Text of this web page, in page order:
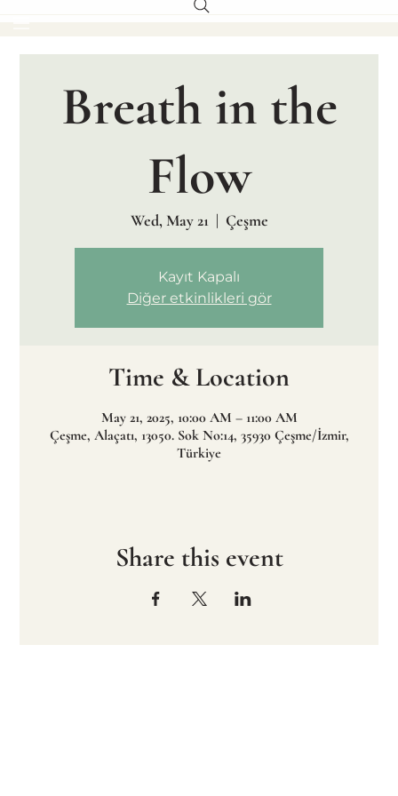
Breath in the
Flow
Wed, May 21
  |
Çeşme
Kayıt Kapalı
Diğer etkinlikleri gör
Time & Location
May 21, 2025, 10:00 AM – 11:00 AM
Çeşme, Alaçatı, 13050. Sok No:14, 35930 Çeşme/İzmir,
Türkiye
Share this event